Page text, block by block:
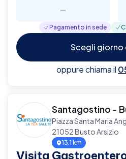
-
Pagamento in sede
Scegli giorno
oppure chiama il
Santagostino -
Piazza Santa Maria
21052 Busto Arsizio
13.1 km
Visita